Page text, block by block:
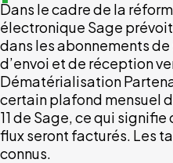
Dans le cadre de la
électronique Sage
dans les abonnements
d’envoi et de réception
Dématérialisation
certain plafond mensuel
11 de Sage, ce qui
flux seront facturés. Les
connus.